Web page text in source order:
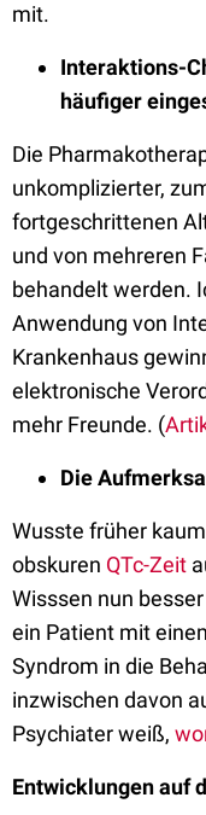
mit.
Interaktions-
häufiger
Die
unkomplizierter,
fortgeschrittenen
und von mehreren
behandelt werden.
Anwendung von
Krankenhaus
elektronische
mehr Freunde. (
Die
Wusste früher
obskuren QTc-Zeit
Wisssen nun
ein Patient mit
Syndrom in die
inzwischen davon
Psychiater weiß,
Entwicklungen auf